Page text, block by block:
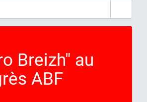
Breizh" au
ABF